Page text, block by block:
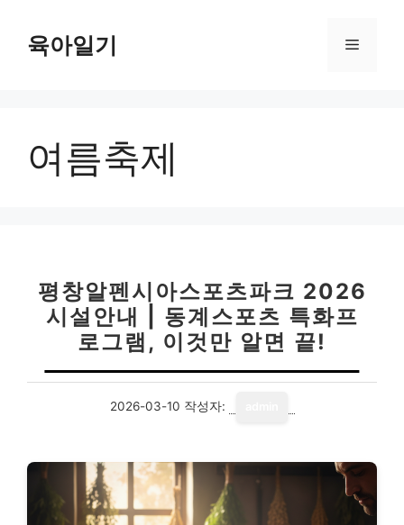
육아일기 메
여름축제
평창알펜시아스포츠파크 2026
시설안내 | 동계스포츠 특화프
로그램, 이것만 알면 끝!
2026-03-10 작성자: